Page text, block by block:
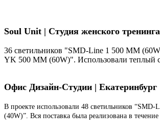
Soul Unit | Студия женского
36 светильников "SMD-Line 1 500 ММ
YK 500 ММ (60W)". Использовали теплый
Офис Дизайн-Студии | Екатеринбург
В проекте использовали 48 светильников
(40W)”. Вся поставка была реализована в